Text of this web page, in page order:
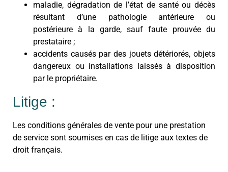
maladie, dégradation de l’état de santé ou décès
résultant d’une pathologie antérieure ou
postérieure à la garde, sauf faute prouvée du
prestataire ;
accidents causés par des jouets détériorés, objets
dangereux ou installations laissés à disposition
par le propriétaire.
Litige :
Les conditions générales de vente pour une prestation
de service sont soumises en cas de litige aux textes de
droit français.